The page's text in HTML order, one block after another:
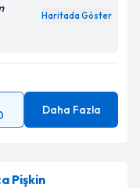
Haritada Göster
Daha Fazla
Pişkin